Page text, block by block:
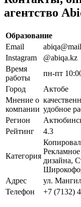
агентство
Образование
Email
Instagram
@abiqa.kz
Время
работы
пн-пт
Город
Актобе
Мнение о
компании удобное
Регион
Рейтинг
4.3
Категория
Рекламное
дизайна,
Адрес
ул.
Телефон
+7 (7132)